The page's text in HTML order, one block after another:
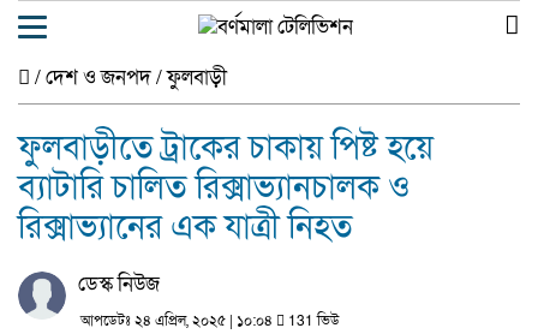
/দেশ ও জনপদ/ফুলবাড়ী
ফুলবাড়ীতে ট্রাকের চাকায় পিষ্ট হয়ে
ব্যাটারি চালিত রিক্সাভ্যানচালক ও
রিক্সাভ্যানের এক যাত্রী নিহত
ডেস্ক নিউজ
আপডেটঃ ২৪ এপ্রিল, ২০২৫ | ১০:০৪ 131 ভিউ